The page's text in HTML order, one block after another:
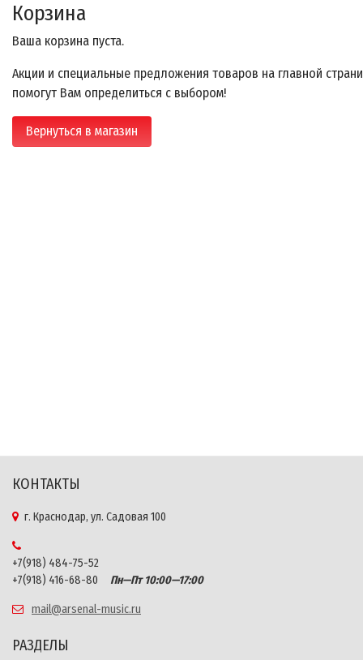
Корзина
Ваша корзина пуста.
Акции и специальные предложения товаров на главной
помогут Вам определиться с выбором!
Вернуться в магазин
КОНТАКТЫ
г. Краснодар, ул. Садовая 100
+7(918) 484-75-52
+7(918) 416-68-80
Пн—Пт 10:00—17:00
mail@arsenal-music.ru
РАЗДЕЛЫ